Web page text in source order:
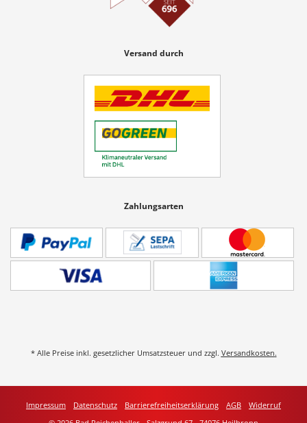
Versand durch
Zahlungsarten
* Alle Preise inkl. gesetzlicher Umsatzsteuer und zzgl. Versandkosten.
Impressum Datenschutz Barrierefreiheitserklärung AGB Widerruf